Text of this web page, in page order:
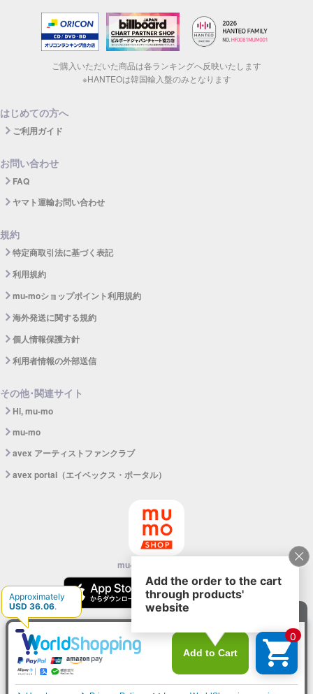
ご購入いただいた商品は各ランキングへ反映いたします
※HANTEOは韓国輸入盤のみとなります
はじめての方へ
ご利用ガイド
お問い合わせ
FAQ
ヤマト運輸お問い合わせ
規約
特定商取引法に基づく表記
利用規約
mu-moショップポイント利用規約
海外発送に関する規約
個人情報保護方針
利用者情報の外部送信
その他･関連サイト
Hi, mu-mo
mu-mo
avex アーティストファンクラブ
avex portal（エイベックス・ポータル）
mu-mo SHOPアプリ